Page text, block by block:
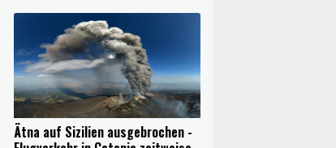
1000 Flüge gestrichen worden,
zehntausende Menschen wurden
evakuiert. Chinas Nationales
Meteorologisches Zentrum gab am
Sonntag eine Taifun-Warnung der
höchsten Stufe heraus. "Dolphin"
hatte in den vergangenen Tagen
bereits heftigen Regen und starke
Ätna auf Sizilien ausgebrochen -